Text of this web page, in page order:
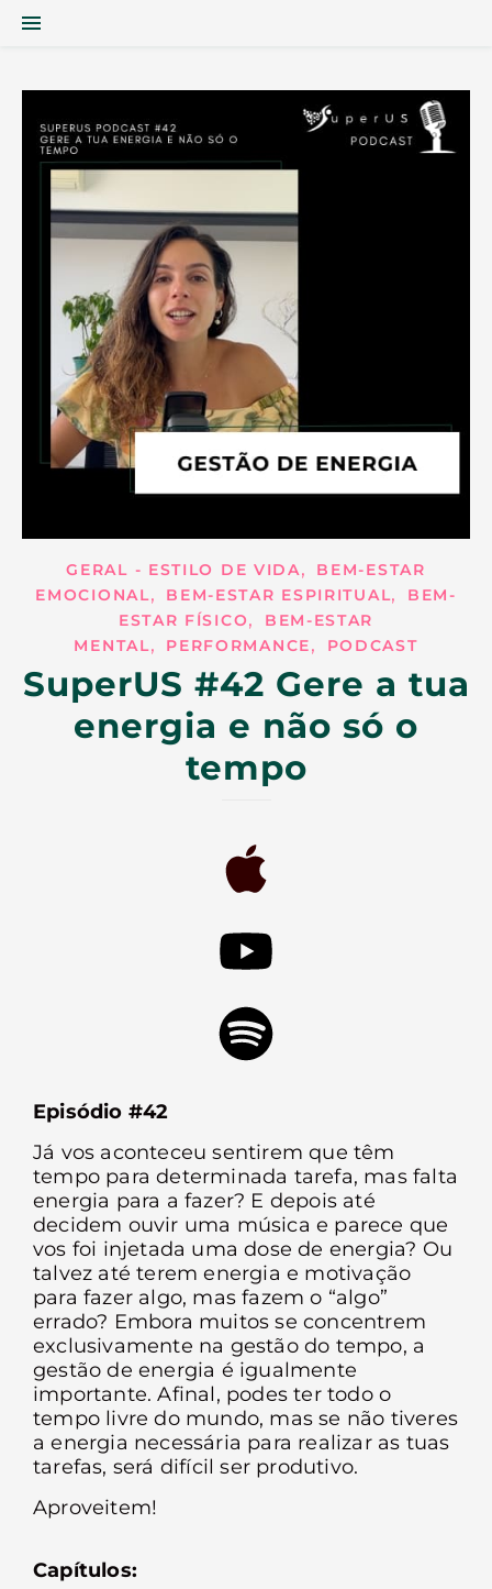
GERAL - ESTILO DE VIDA,
BEM-ESTAR
EMOCIONAL, BEM-ESTAR ESPIRITUAL,
BEM-
ESTAR FÍSICO,
BEM-ESTAR
MENTAL, PERFORMANCE, PODCAST
SuperUS #42 Gere a tua
energia e não só o
tempo
Episódio #42
Já vos aconteceu sentirem que têm
tempo para determinada tarefa, mas falta
energia para a fazer? E depois até
decidem ouvir uma música e parece que
vos foi injetada uma dose de energia? Ou
talvez até terem energia e motivação
para fazer algo, mas fazem o “algo”
errado? Embora muitos se concentrem
exclusivamente na gestão do tempo, a
gestão de energia é igualmente
importante. Afinal, podes ter todo o
tempo livre do mundo, mas se não tiveres
a energia necessária para realizar as tuas
tarefas, será difícil ser produtivo.
Aproveitem!
Capítulos: